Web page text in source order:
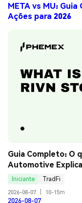
META vs MU:
Ações para 2026
Guia Completo: O
Automotive
Iniciante
TradFi
2026-08-07
10-15m
2026-08-07